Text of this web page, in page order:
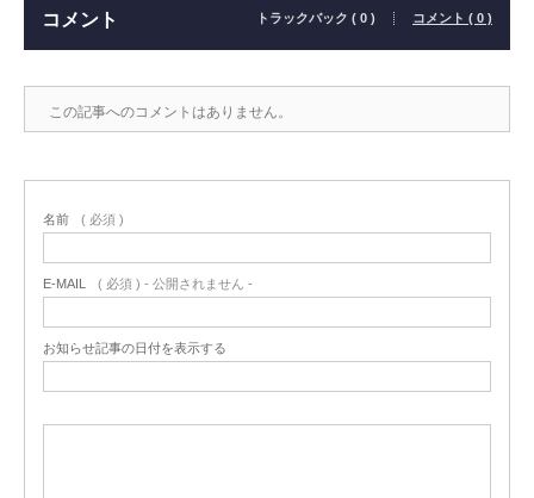
コメント トラックバック ( 0 ) コメント ( 0 )
この記事へのコメントはありません。
名前 ( 必須 )
E-MAIL ( 必須 ) - 公開されません -
お知らせ記事の日付を表示する